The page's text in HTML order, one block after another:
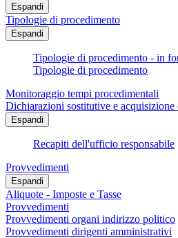
Espandi
Tipologie di procedimento
Espandi
Tipologie di procedimento - in
Tipologie di procedimento
Monitoraggio tempi procedimentali
Dichiarazioni sostitutive e
Espandi
Recapiti dell'ufficio responsabile
Provvedimenti
Espandi
Aliquote - Imposte e Tasse
Provvedimenti
Provvedimenti organi indirizzo politico
Provvedimenti dirigenti amministrativi